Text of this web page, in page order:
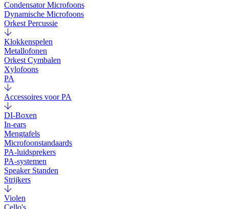
Condensator Microfoons
Dynamische Microfoons
Orkest Percussie
Klokkenspelen
Metallofonen
Orkest Cymbalen
Xylofoons
PA
Accessoires voor PA
DI-Boxen
In-ears
Mengtafels
Microfoonstandaards
PA-luidsprekers
PA-systemen
Speaker Standen
Strijkers
Violen